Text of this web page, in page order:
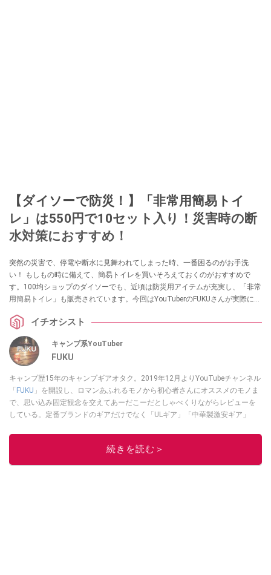
【ダイソーで防災！】「非常用簡易トイ
レ」は550円で10セット入り！災害時の断
水対策におすすめ！
突然の災害で、停電や断水に見舞われてしまった時、一番困るのがお手洗
い！ もしもの時に備えて、簡易トイレを買いそろえておくのがおすすめで
す。100均ショップのダイソーでも、近頃は防災用アイテムが充実し、「非常
用簡易トイレ」も販売されています。今回はYouTuberのFUKUさんが実際に購
イチオシスト
キャンプ系YouTuber
FUKU
キャンプ歴15年のキャンプギアオタク。2019年12月よりYouTubeチャンネル
「 FUKU 」を開設し、ロマンあふれるモノから初心者さんにオススメのモノま
で、思い込み固定観念を交えてあーだこーだとしゃべくりながらレビューを
している。定番ブランドのギアだけでなく「ULギア」「中華製激安ギア」
このイチオシストの他の記事を読む
続きを読む＞